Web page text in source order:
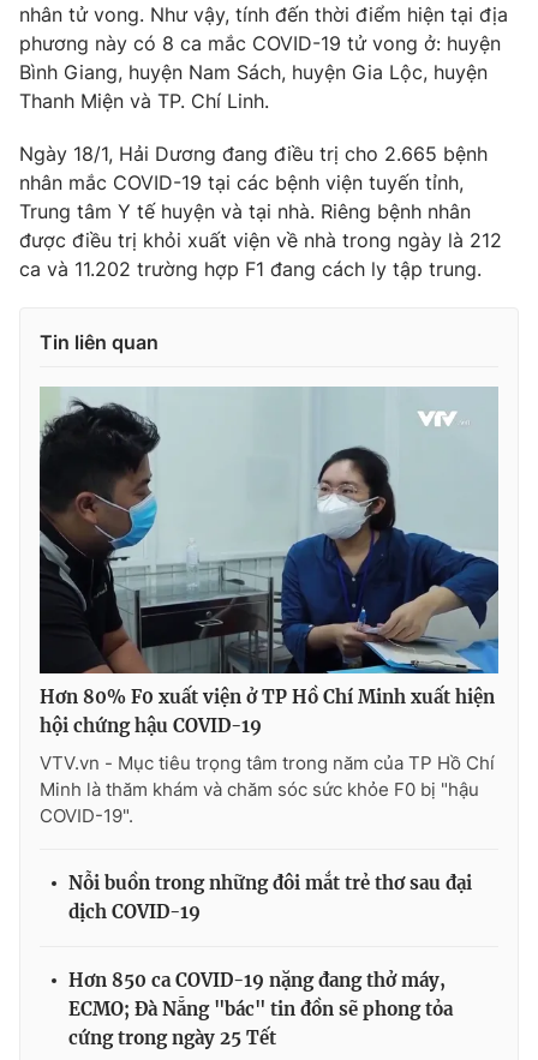
Ðiện thoại Thời báo VTV:024.66 897 897
Email:toasoan@vtv.vn
Liên hệ quảng cáo:024-7300.7108
® Cấm sao chép dưới mọi hình thức nếu không có sự chấp
thuận bằng văn bản. Ghi rõ nguồn VTV.vn khi phát hành lại
thông tin từ website này.
nhân tử vong. Như vậy, tính đến thời điểm hiện tại địa
phương này có 8 ca mắc COVID-19 tử vong ở: huyện
Bình Giang, huyện Nam Sách, huyện Gia Lộc, huyện
Thanh Miện và TP. Chí Linh.
Ngày 18/1, Hải Dương đang điều trị cho 2.665 bệnh
nhân mắc COVID-19 tại các bệnh viện tuyến tỉnh,
Trung tâm Y tế huyện và tại nhà. Riêng bệnh nhân
được điều trị khỏi xuất viện về nhà trong ngày là 212
ca và 11.202 trường hợp F1 đang cách ly tập trung.
Tin liên quan
Hơn 80% F0 xuất viện ở TP Hồ Chí Minh xuất hiện
hội chứng hậu COVID-19
VTV.vn - Mục tiêu trọng tâm trong năm của TP Hồ Chí
Minh là thăm khám và chăm sóc sức khỏe F0 bị "hậu
COVID-19".
Nỗi buồn trong những đôi mắt trẻ thơ sau đại
dịch COVID-19
Hơn 850 ca COVID-19 nặng đang thở máy,
ECMO; Đà Nẵng "bác" tin đồn sẽ phong tỏa
cứng trong ngày 25 Tết